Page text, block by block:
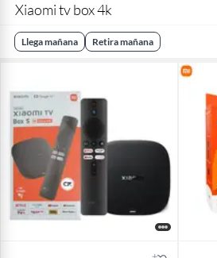
Xiaomi tv box 4k
Llega mañana Retira mañana